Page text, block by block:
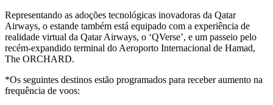
Representando as adoções tecnológicas inovadoras da Qatar
Airways, o estande também está equipado com a experiência de
realidade virtual da Qatar Airways, o ‘QVerse’, e um passeio pelo
recém-expandido terminal do Aeroporto Internacional de Hamad,
The ORCHARD.
*Os seguintes destinos estão programados para receber aumento na
frequência de voos: